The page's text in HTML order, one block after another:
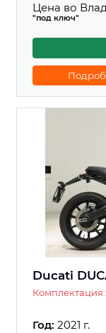
Цена во
"под ключ"
Ducati
Комплектация:
Год: 2021 г.